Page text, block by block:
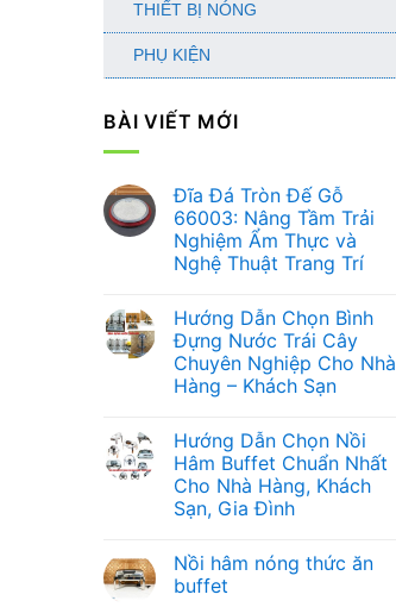
THIẾT BỊ NÓNG
PHỤ KIỆN
BÀI VIẾT MỚI
Đĩa Đá Tròn Đế Gỗ
66003: Nâng Tầm Trải
Nghiệm Ẩm Thực và
Nghệ Thuật Trang Trí
bình
luận
ở
Đĩa
Đá
Tròn
66003:
Nâng
Tầm
Trải
Nghiệm
Ẩm
Nghệ
Thuật
Trang
Hướng Dẫn Chọn Bình
Đựng Nước Trái Cây
Chuyên Nghiệp Cho Nhà
Hàng – Khách Sạn
bình
luận
ở
Hướng
Dẫn
Chọn
Nước
Trái
Cây
Hướng Dẫn Chọn Nồi
Hâm Buffet Chuẩn Nhất
Cho Nhà Hàng, Khách
Sạn, Gia Đình
bình
luận
ở
Nồi hâm nóng thức ăn
buffet